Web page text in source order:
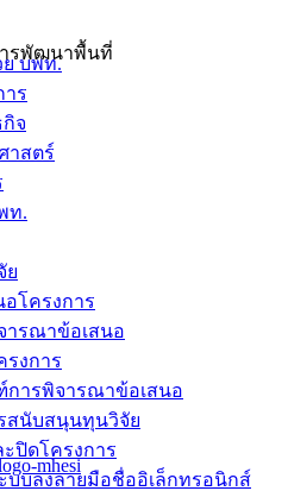
รพัฒนาพื้นที่
ย บพท.
าร
จ
าสตร์
ท.
ย
โครงการ
ารณาข้อเสนอ
รงการ
ารพิจารณาข้อเสนอ
สนับสนุนทุนวิจัย
ปิดโครงการ
บบลงลายมือชื่ออิเล็กทรอนิกส์